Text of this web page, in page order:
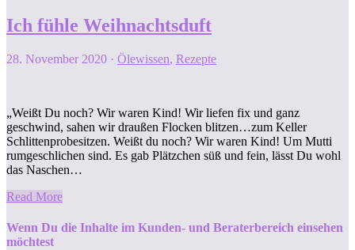
Ich fühle Weihnachtsduft
28. November 2020 · Ölewissen, Rezepte
„Weißt Du noch? Wir waren Kind! Wir liefen fix und ganz
geschwind, sahen wir draußen Flocken blitzen…zum Keller
Schlittenprobesitzen. Weißt du noch? Wir waren Kind! Um Mutti
rumgeschlichen sind. Es gab Plätzchen süß und fein, lässt Du wohl
das Naschen…
Read More
Wenn Du die Inhalte im Kunden- und Beraterbereich einsehen
möchtest